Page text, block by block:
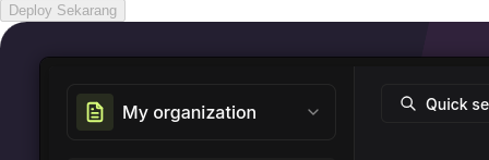
Deploy Sekarang